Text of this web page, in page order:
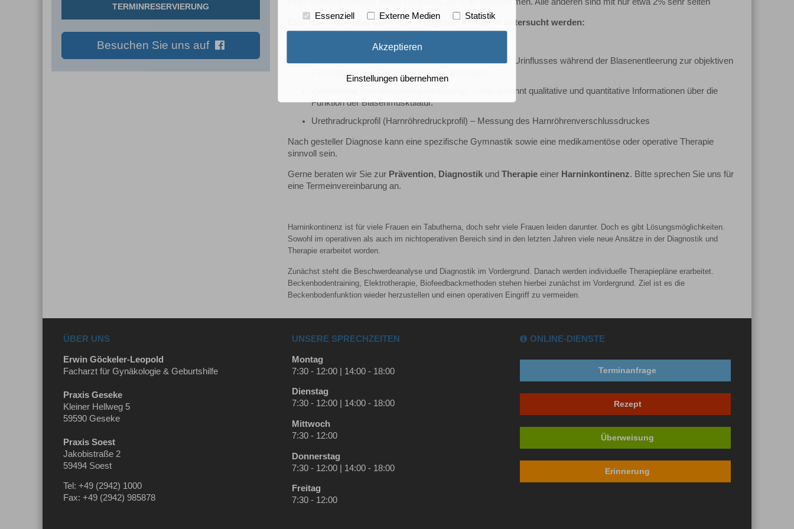
TERMINRESERVIERUNG
Besuchen Sie uns auf
Eine Harninkontinez kann durch folgende Verfahren untersucht werden:
Urodynamik – Messung der Blasenfunktion
Uroflowmetrie (Harnstrahlmessung) – Messung des Urinflusses während der Blasenentleerung zur objektiven
Feststellung von Blasenentleerungsstörungen.
Zystometrie (Harnblasendruckmessung) – man gewinnt qualitative und quantitative Informationen über die
Funktion der Blasenmuskulatur.
Urethradruckprofil (Harnröhredruckprofil) – Messung des Harnröhrenverschlussdruckes
Nach gesteller Diagnose kann eine spezifische Gymnastik sowie eine medikamentöse oder operative Therapie
sinnvoll sein.
Gerne beraten wir Sie zur Prävention, Diagnostik und Therapie einer Harninkontinenz. Bitte sprechen Sie uns für
eine Termeinvereinbarung an.
Harninkontinenz ist für viele Frauen ein Tabuthema, doch sehr viele Frauen leiden darunter. Doch es gibt Lösungsmöglichkeiten.
Sowohl im operativen als auch im nichtoperativen Bereich sind in den letzten Jahren viele neue Ansätze in der Diagnostik und
Therapie erarbeitet worden.
Zunächst steht die Beschwerdeanalyse und Diagnostik im Vordergrund. Danach werden individuelle Therapiepläne erarbeitet.
Beckenbodentraining, Elektrotherapie, Biofeedbackmethoden stehen hierbei zunächst im Vordergrund. Ziel ist es die
Beckenbodenfunktion wieder herzustellen und einen operativen Eingriff zu vermeiden.
ÜBER UNS
Erwin Göckeler-Leopold
Facharzt für Gynäkologie & Geburtshilfe
Praxis Geseke
Kleiner Hellweg 5
59590 Geseke
Praxis Soest
Jakobistraße 2
59494 Soest
Tel: +49 (2942) 1000
Fax: +49 (2942) 985878
UNSERE SPRECHZEITEN
Montag
7:30 - 12:00 | 14:00 - 18:00
Dienstag
7:30 - 12:00 | 14:00 - 18:00
Mittwoch
7:30 - 12:00
Donnerstag
7:30 - 12:00 | 14:00 - 18:00
Freitag
7:30 - 12:00
ONLINE-DIENSTE
Terminanfrage
Rezept
Überweisung
Erinnerung
Essenziell Externe Medien Statistik
Akzeptieren
Einstellungen übernehmen